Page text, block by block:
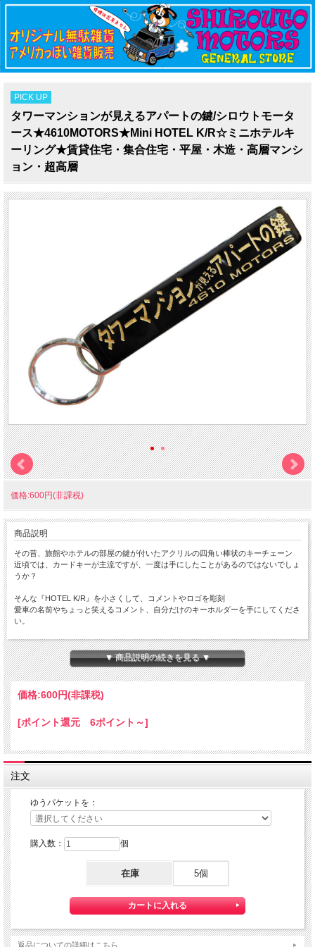
PICK UP
タワーマンションが見えるアパートの鍵/シロウトモータ
ース★4610MOTORS★Mini HOTEL K/R☆ミニホテルキ
ーリング★賃貸住宅・集合住宅・平屋・木造・高層マンシ
ョン・超高層
価格:600円(非課税)
商品説明
その昔、旅館やホテルの部屋の鍵が付いたアクリルの四角い棒状のキーチェーン
近頃では、カードキーが主流ですが、一度は手にしたことがあるのではないでしょ
うか？
そんな『HOTEL K/R』を小さくして、コメントやロゴを彫刻
愛車の名前やちょっと笑えるコメント、自分だけのキーホルダーを手にしてくださ
い。
ちょっと小さな 『Mini HOTEL K/R』 です。
本体サイズ：１０×１４×８０ｍｍ
★コチラの商品は 『ゆうパケット』配送可能な商品になります。
ご利用の際の配送費は、全国一律『２５０円』になります。
ゆうパケット配送をご希望されるお客様は下記のゆうパケットにつきましての説明
ゆうパケット配送をご選択ください。
【送料】全国一律料金でお届けします。
『ゆうパケット』は通常の宅配便と異なり直接ポストへ投函するお届け方法です。
▼ 商品説明の続きを見る ▼
価格:600円(非課税)
[ポイント還元 6ポイント～]
注文
ゆうパケットを：
購入数： 個
在庫 5個
返品についての詳細はこちら